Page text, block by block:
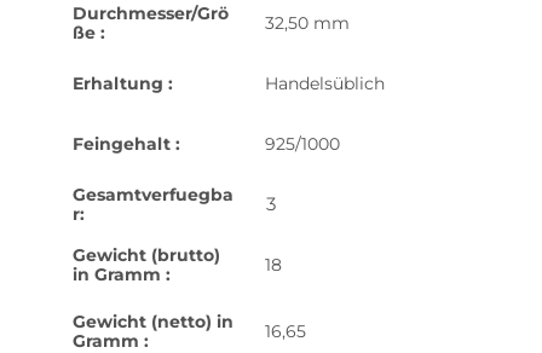
Durchmesser/Grö
ße :
32,50 mm
Erhaltung : Handelsüblich
Feingehalt : 925/1000
Gesamtverfuegba
r:
3
Gewicht (brutto)
in Gramm :
18
Gewicht (netto) in
Gramm :
16,65